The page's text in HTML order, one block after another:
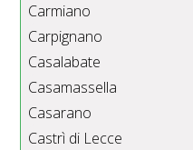
Carmiano
Carpignano
Casalabate
Casamassella
Casarano
Castrì di Lecce